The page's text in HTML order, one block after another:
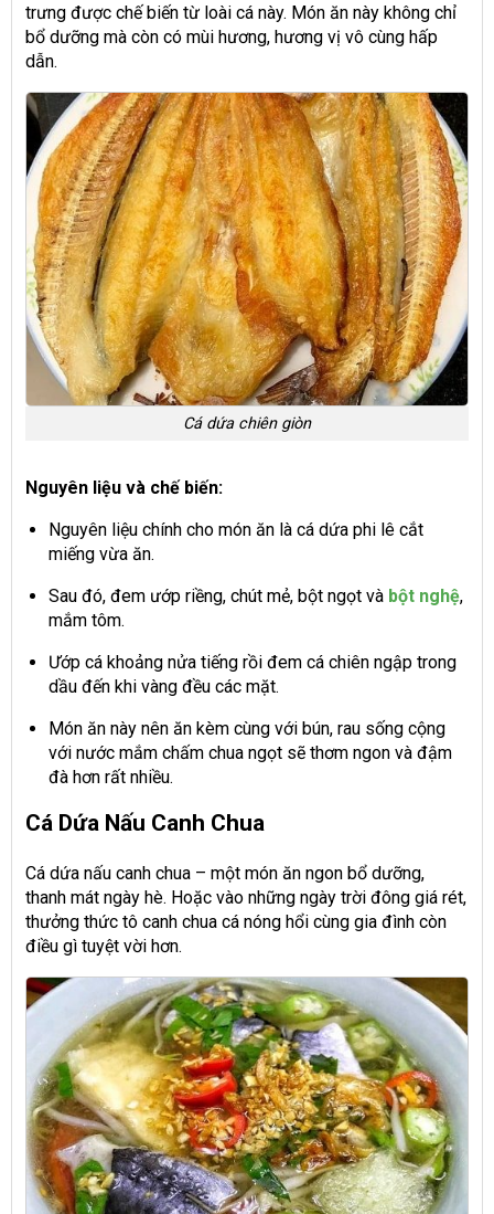
trưng được chế biến từ loài cá này. Món ăn này không chỉ
bổ dưỡng mà còn có mùi hương, hương vị vô cùng hấp
dẫn.
Cá dứa chiên giòn
Nguyên liệu và chế biến:
Nguyên liệu chính cho món ăn là cá dứa phi lê cắt
miếng vừa ăn.
Sau đó, đem ướp riềng, chút mẻ, bột ngọt và bột nghệ,
mắm tôm.
Ướp cá khoảng nửa tiếng rồi đem cá chiên ngập trong
dầu đến khi vàng đều các mặt.
Món ăn này nên ăn kèm cùng với bún, rau sống cộng
với nước mắm chấm chua ngọt sẽ thơm ngon và đậm
đà hơn rất nhiều.
Cá Dứa Nấu Canh Chua
Cá dứa nấu canh chua – một món ăn ngon bổ dưỡng,
thanh mát ngày hè. Hoặc vào những ngày trời đông giá rét,
thưởng thức tô canh chua cá nóng hổi cùng gia đình còn
điều gì tuyệt vời hơn.